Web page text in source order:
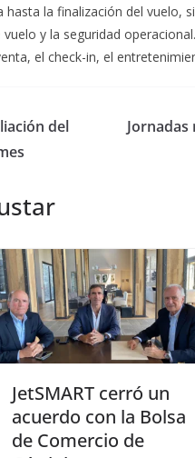
la finalización del vuelo,
y la seguridad
el check-in, el
del
JetSMART cerró un
acuerdo con la Bolsa
de Comercio de